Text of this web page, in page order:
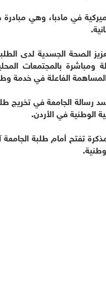
في مادبا، وهي
الصحة الجسدية لدى
ومباشرة بالمجتمعات
الفاعلة في خدمة
رسالة الجامعة في تخريج
الوطنية في الأردن.
تفتح أمام طلبة الجامعة